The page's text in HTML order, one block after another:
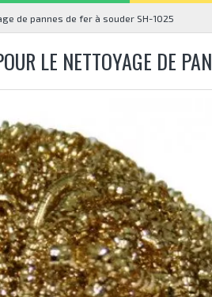
de pannes de fer à souder SH-1025
LE NETTOYAGE DE